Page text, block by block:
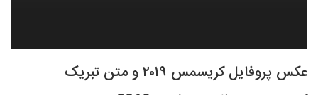
عکس پروفایل کریسمس ۲۰۱۹ و متن تبریک